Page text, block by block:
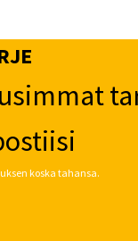
koska tahansa.